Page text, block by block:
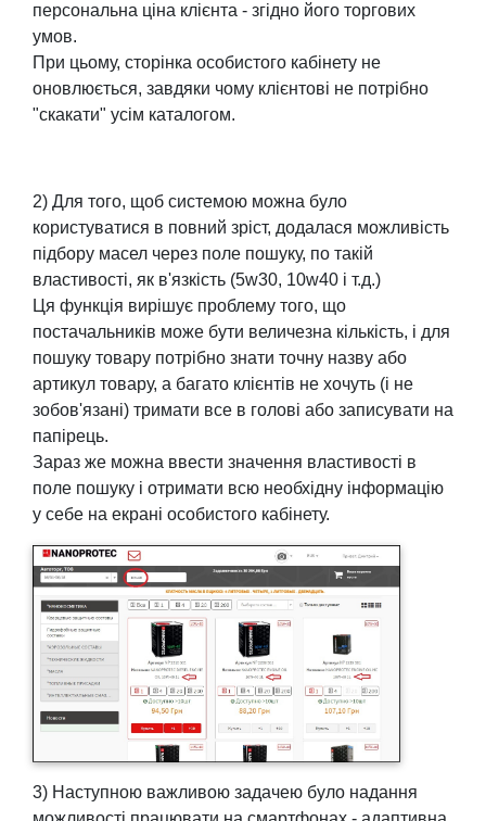
персональна ціна клієнта - згідно його торгових
умов.
При цьому, сторінка особистого кабінету не
оновлюється, завдяки чому клієнтові не потрібно
"скакати" усім каталогом.
2) Для того, щоб системою можна було
користуватися в повний зріст, додалася можливість
підбору масел через поле пошуку, по такій
властивості, як в'язкість (5w30, 10w40 і т.д.)
Ця функція вирішує проблему того, що
постачальників може бути величезна кількість, і для
пошуку товару потрібно знати точну назву або
артикул товару, а багато клієнтів не хочуть (і не
зобов'язані) тримати все в голові або записувати на
папірець.
Зараз же можна ввести значення властивості в
поле пошуку і отримати всю необхідну інформацію
у себе на екрані особистого кабінету.
3) Наступною важливою задачею було надання